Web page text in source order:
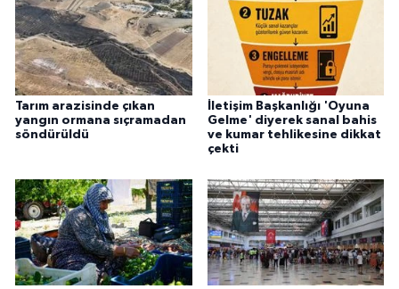
Tarım arazisinde çıkan
yangın ormana sıçramadan
söndürüldü
İletişim Başkanlığı 'Oyuna
Gelme' diyerek sanal bahis
ve kumar tehlikesine dikkat
çekti